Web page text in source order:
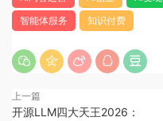
智能体服务
知识付费
上一篇
开源LLM四大天王2026：